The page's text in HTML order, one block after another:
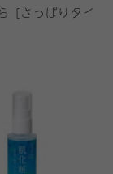
[さっぱりタイ